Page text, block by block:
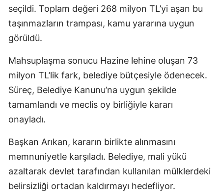
seçildi. Toplam değeri 268 milyon TL’yi aşan bu
taşınmazların trampası, kamu yararına uygun
görüldü.
Mahsuplaşma sonucu Hazine lehine oluşan 73
milyon TL’lik fark, belediye bütçesiyle ödenecek.
Süreç, Belediye Kanunu’na uygun şekilde
tamamlandı ve meclis oy birliğiyle kararı
onayladı.
Başkan Arıkan, kararın birlikte alınmasını
memnuniyetle karşıladı. Belediye, mali yükü
azaltarak devlet tarafından kullanılan mülklerdeki
belirsizliği ortadan kaldırmayı hedefliyor.